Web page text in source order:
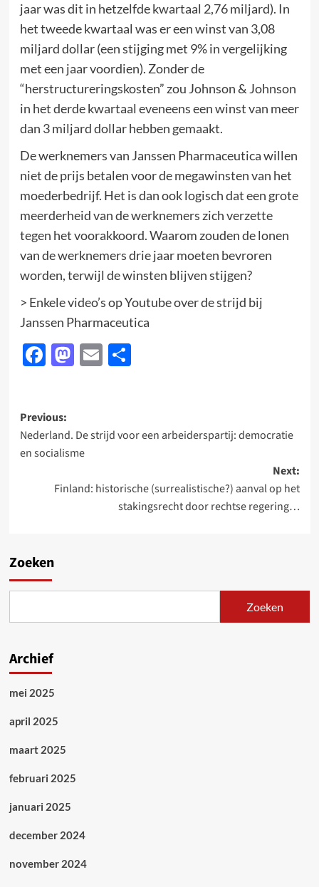
jaar was dit in hetzelfde kwartaal 2,76 miljard). In
het tweede kwartaal was er een winst van 3,08
miljard dollar (een stijging met 9% in vergelijking
met een jaar voordien). Zonder de
“herstructureringskosten” zou Johnson & Johnson
in het derde kwartaal eveneens een winst van meer
dan 3 miljard dollar hebben gemaakt.
De werknemers van Janssen Pharmaceutica willen
niet de prijs betalen voor de megawinsten van het
moederbedrijf. Het is dan ook logisch dat een grote
meerderheid van de werknemers zich verzette
tegen het voorakkoord. Waarom zouden de lonen
van de werknemers drie jaar moeten bevroren
worden, terwijl de winsten blijven stijgen?
> Enkele video’s op Youtube over de strijd bij
Janssen Pharmaceutica
Facebook
Mastodon
EmailDelen
Post
navigation
Previous:
Nederland. De strijd voor een arbeiderspartij: democratie
en socialisme
Next:
Finland: historische (surrealistische?) aanval op het
stakingsrecht door rechtse regering…
Zoeken
Zoeken
Archief
mei 2025
april 2025
maart 2025
februari 2025
januari 2025
december 2024
november 2024